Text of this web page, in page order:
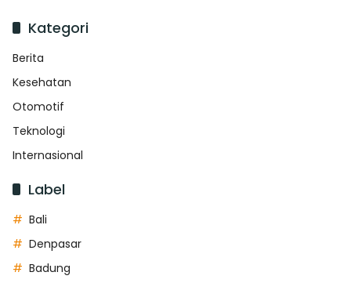
Kategori
Berita
Kesehatan
Otomotif
Teknologi
Internasional
Label
Bali
Denpasar
Badung